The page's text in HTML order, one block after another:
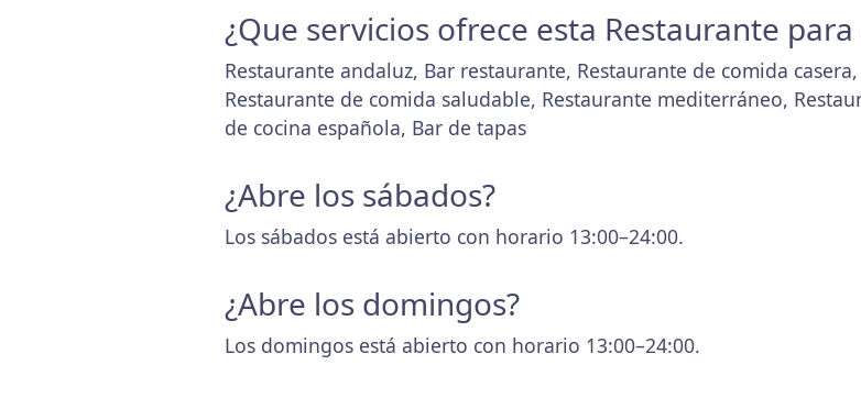
¿Que servicios ofrece esta Restaurante
Restaurante andaluz, Bar restaurante, Restaurante de comida
Restaurante de comida saludable, Restaurante mediterráneo,
de cocina española, Bar de tapas
¿Abre los sábados?
Los sábados está abierto con horario 13:00–24:00.
¿Abre los domingos?
Los domingos está abierto con horario 13:00–24:00.